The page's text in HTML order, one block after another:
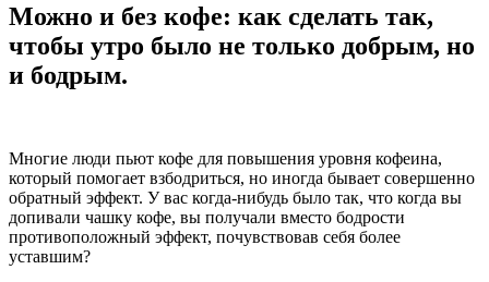
Можно и без кофе: как сделать так,
чтобы утро было не только добрым, но
и бодрым.
Многие люди пьют кофе для повышения уровня кофеина,
который помогает взбодриться, но иногда бывает совершенно
обратный эффект. У вас когда-нибудь было так, что когда вы
допивали чашку кофе, вы получали вместо бодрости
противоположный эффект, почувствовав себя более
уставшим?